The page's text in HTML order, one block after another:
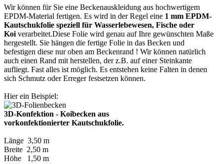
Wir können für Sie eine Beckenauskleidung aus hochwertigem
EPDM-Material fertigen. Es wird in der Regel eine 1 mm EPDM-
Kautschukfolie speziell für Wasserlebewesen, Fische oder
Koi verarbeitet.Diese Folie wird genau auf Ihre gewünschten Maße
hergestellt. Sie hängen die fertige Folie in das Becken und
befestigen diese nur oben am Beckenrand ! Wir können natürlich
auch einen Rand mit herstellen, der z.B. auf einer Steinkante
aufliegt. Fast alles ist möglich. Es entstehen keine Falten in denen
sich Schmutz oder Erreger festsetzen können.
Hier ein Beispiel:
3D-Konfektion - Koibecken aus
vorkonfektionierter Kautschukfolie.
Länge 3,50 m
Breite 2,50 m
Höhe 1,50 m